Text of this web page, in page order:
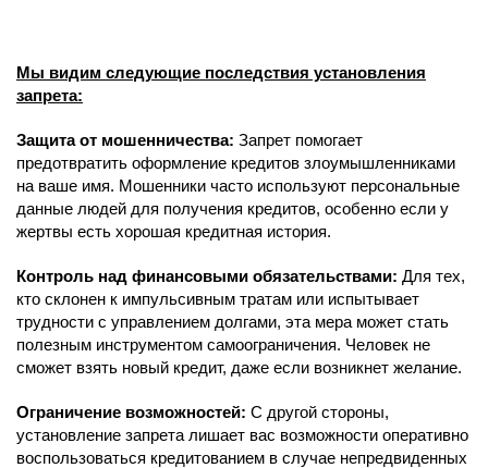
Мы видим следующие последствия установления
запрета:
Защита от мошенничества: Запрет помогает
предотвратить оформление кредитов злоумышленниками
на ваше имя. Мошенники часто используют персональные
данные людей для получения кредитов, особенно если у
жертвы есть хорошая кредитная история.
Контроль над финансовыми обязательствами: Для тех,
кто склонен к импульсивным тратам или испытывает
трудности с управлением долгами, эта мера может стать
полезным инструментом самоограничения. Человек не
сможет взять новый кредит, даже если возникнет желание.
Ограничение возможностей: С другой стороны,
установление запрета лишает вас возможности оперативно
воспользоваться кредитованием в случае непредвиденных